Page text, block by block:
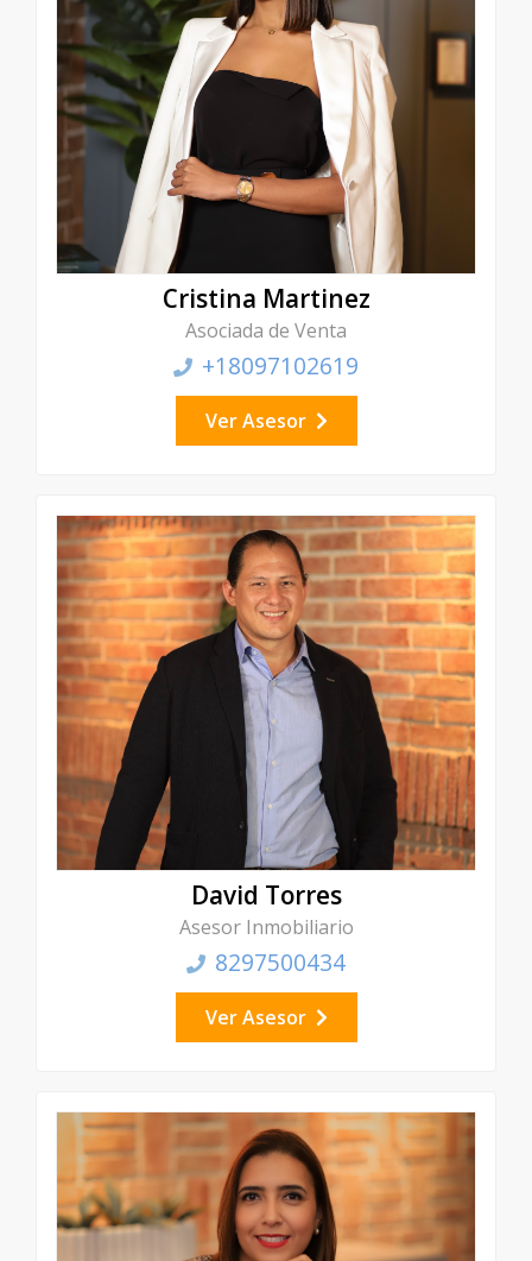
Cristina Martinez
Asociada de Venta
+18097102619
Ver Asesor
David Torres
Asesor Inmobiliario
8297500434
Ver Asesor